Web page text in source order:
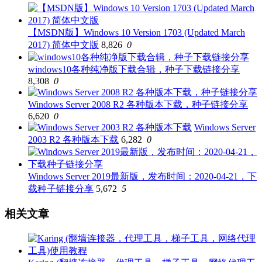
【MSDN版】Windows 10 Version 1703 (Updated March
2017) 简体中文版 8,826 0
windows10各种纯净版下载合辑，种子下载链接分享
8,308 0
Windows Server 2008 R2 各种版本下载，种子链接分享
6,620 0
Windows Server
2003 R2 各种版本下载 6,282 0
Windows Server 2019最新版，发布时间：2020-04-21，下
载种子链接分享 5,672 5
相关文章